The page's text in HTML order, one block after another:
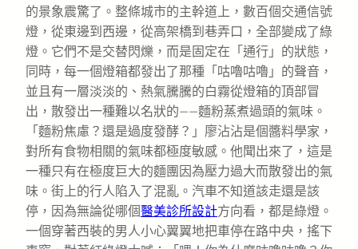
的景象震驚了。整條城市的主幹道上，數百個交通信號
燈，從東邊到西邊，從高架橋到巷弄口，全部變成了綠
燈。它們不是交替閃爍，而是固定在「通行」的狀態，
同時，每一個燈箱都發出了那種「咕嚕咕嚕」的聲音，
並且有一層淡淡的、熱氣騰騰的白霧從燈箱的頂部冒
出，散發出一種難以名狀的——麵粉蒸煮過頭的氣味。
「麵粉焦慮？還是過度發酵？」廖沾沾是個醬料學家，
對所有食物相關的氣味都極度敏感。他聞出來了，這是
一種只有在極度巨大的麵團因為壓力過大而散發出的氣
味。街上的行人陷入了混亂。汽車不知道該走還是該
停，因為無論從哪個醫美診所設計方向看，都是綠燈。
一個穿著西裝的男人小心翼翼地把車停在路中央，搖下